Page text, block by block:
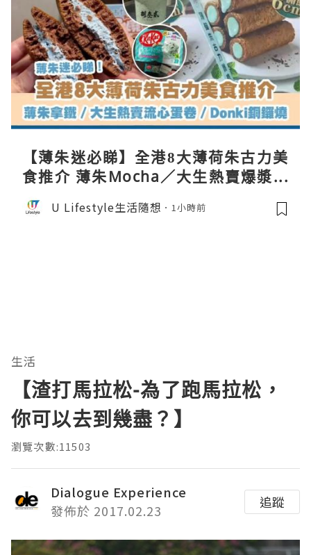
【薄朱迷必睇】全港8大薄荷朱古力美
食推介 薄朱Mocha／大生熱賣爆漿蛋
卷／Donki銅鑼燒
U Lifestyle生活隨想 1小時前
生活
【渣打馬拉松-為了跑馬拉松，
你可以去到幾盡？】
瀏覽次數:11503
Dialogue Experience
發佈於 2017.02.23
追蹤